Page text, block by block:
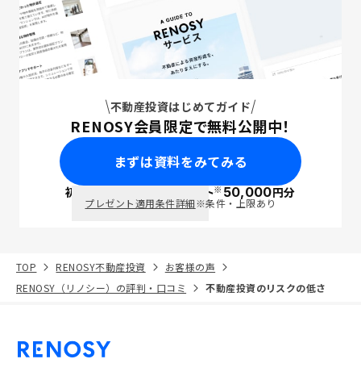
不動産投資はじめてガイド
RENOSY会員限定で無料公開中！
まずは資料をみてみる
初回面談で ポイント※50,000円分
プレゼント適用条件詳細※条件・上限あり
TOP RENOSY不動産投資
お客様の声
RENOSY（リノシー）の評判・口コミ
不動産投資のリスクの低さ